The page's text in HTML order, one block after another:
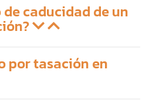
de caducidad de un
por tasación en